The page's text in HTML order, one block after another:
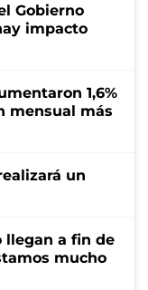
Gobierno
impacto
1,6%
mensual más
un
llegan a fin de
mucho